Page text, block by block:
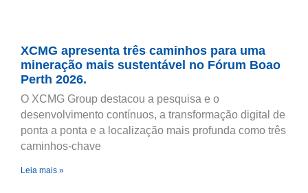
XCMG apresenta três caminhos para uma
mineração mais sustentável no Fórum Boao
Perth 2026.
O XCMG Group destacou a pesquisa e o
desenvolvimento contínuos, a transformação digital de
ponta a ponta e a localização mais profunda como três
caminhos-chave
Leia mais »